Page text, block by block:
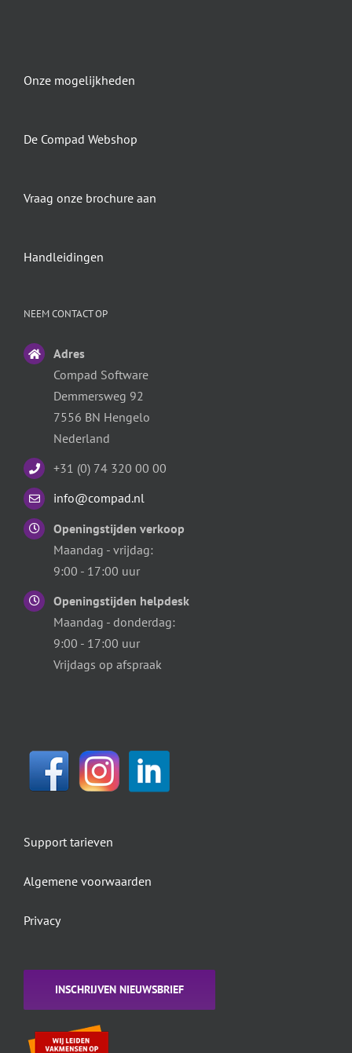
Onze mogelijkheden
De Compad Webshop
Vraag onze brochure aan
Handleidingen
NEEM CONTACT OP
Adres
Compad Software
Demmersweg 92
7556 BN Hengelo
Nederland
+31 (0) 74 320 00 00
info@compad.nl
Openingstijden verkoop
Maandag - vrijdag:
9:00 - 17:00 uur
Openingstijden helpdesk
Maandag - donderdag:
9:00 - 17:00 uur
Vrijdags op afspraak
Support tarieven
Algemene voorwaarden
Privacy
INSCHRIJVEN NIEUWSBRIEF